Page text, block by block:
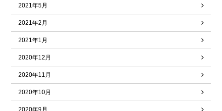
2021年5月
2021年2月
2021年1月
2020年12月
2020年11月
2020年10月
2020年9月